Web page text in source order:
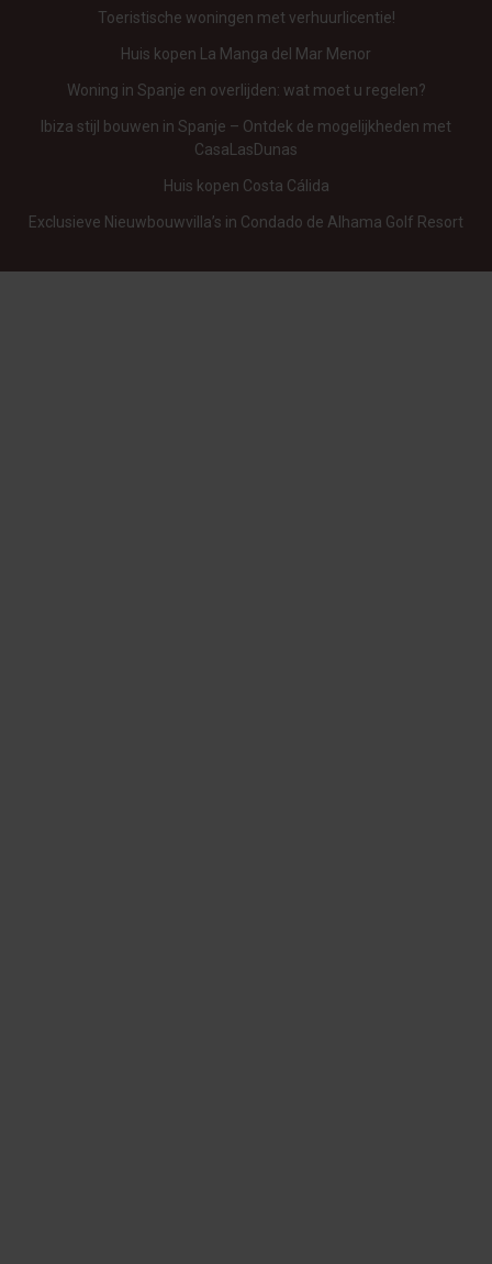
Toeristische woningen met verhuurlicentie!
Huis kopen La Manga del Mar Menor
Woning in Spanje en overlijden: wat moet u regelen?
Ibiza stijl bouwen in Spanje – Ontdek de mogelijkheden met
CasaLasDunas
Huis kopen Costa Cálida
Exclusieve Nieuwbouwvilla’s in Condado de Alhama Golf Resort